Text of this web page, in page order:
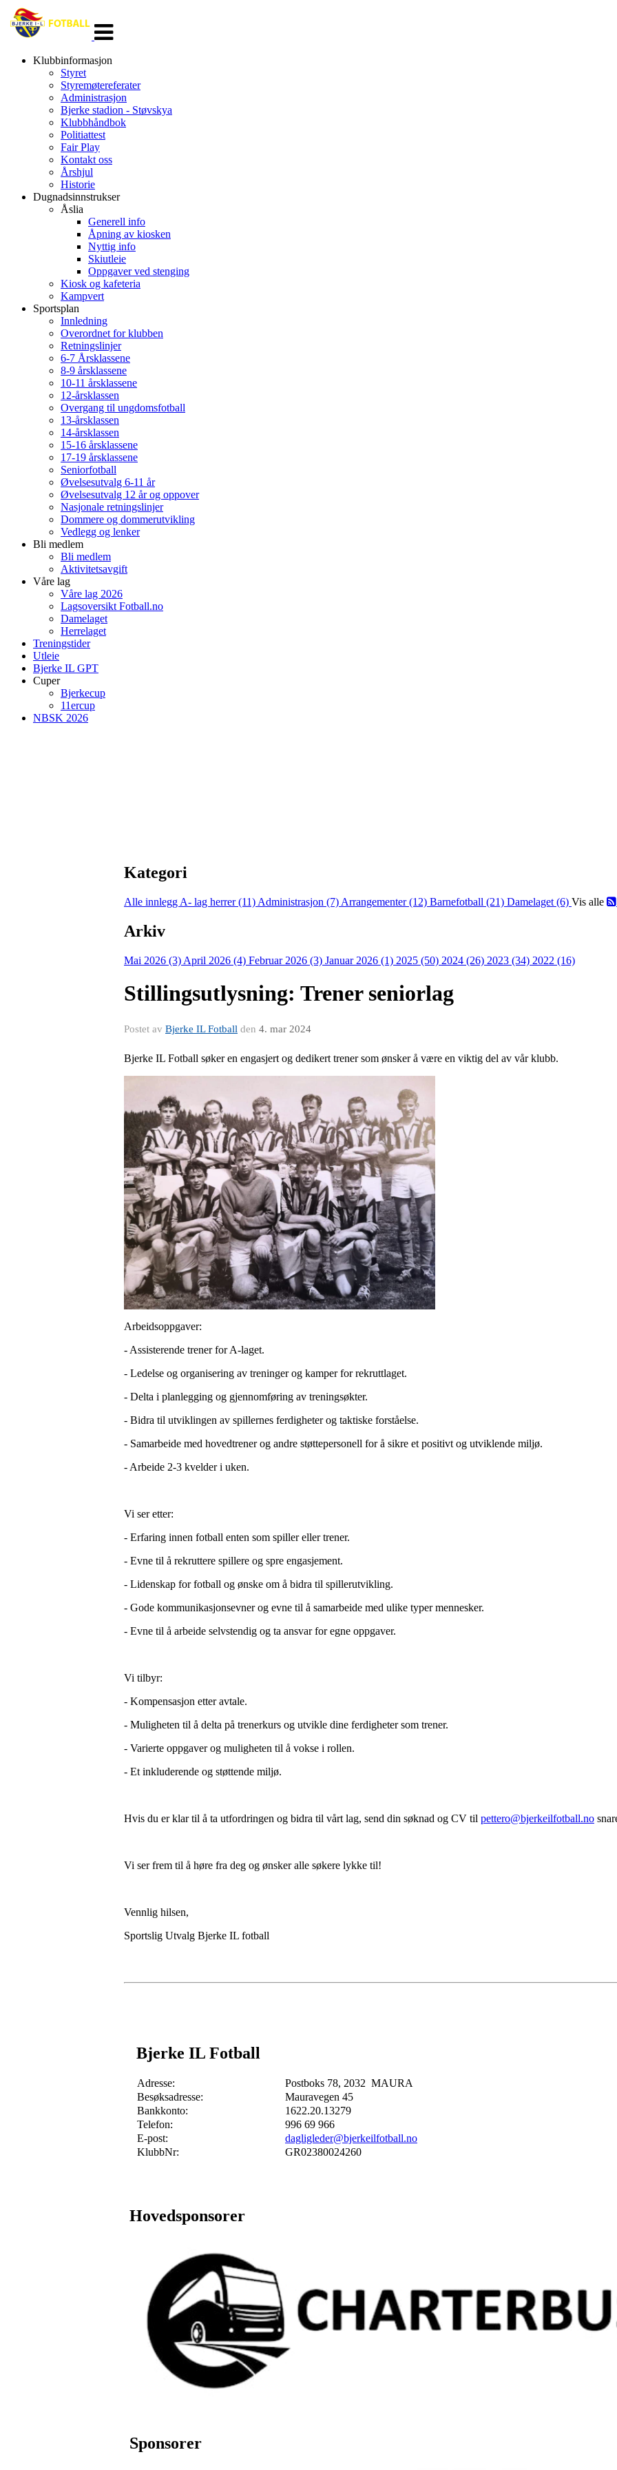
navigasjon
Klubbinformasjon
Styret
Styremøtereferater
Administrasjon
Bjerke stadion - Støvskya
Klubbhåndbok
Politiattest
Fair Play
Kontakt oss
Årshjul
Historie
Dugnadsinnstrukser
Åslia
Generell info
Åpning av kiosken
Nyttig info
Skiutleie
Oppgaver ved stenging
Kiosk og kafeteria
Kampvert
Sportsplan
Innledning
Overordnet for klubben
Retningslinjer
6-7 Årsklassene
8-9 årsklassene
10-11 årsklassene
12-årsklassen
Overgang til ungdomsfotball
13-årsklassen
14-årsklassen
15-16 årsklassene
17-19 årsklassene
Seniorfotball
Øvelsesutvalg 6-11 år
Øvelsesutvalg 12 år og oppover
Nasjonale retningslinjer
Dommere og dommerutvikling
Vedlegg og lenker
Bli medlem
Bli medlem
Aktivitetsavgift
Våre lag
Våre lag 2026
Lagsoversikt Fotball.no
Damelaget
Herrelaget
Treningstider
Utleie
Bjerke IL GPT
Cuper
Bjerkecup
11ercup
NBSK 2026
Kategori
Alle innlegg A- lag herrer (11) Administrasjon (7) Arrangementer (12) Barnefotball (21) Damelaget (6) Vis alle
Arkiv
Mai 2026 (3) April 2026 (4) Februar 2026 (3) Januar 2026 (1) 2025 (50) 2024 (26) 2023 (34) 2022 (16)
Stillingsutlysning: Trener seniorlag
Postet av Bjerke IL Fotball den 4. mar 2024
Bjerke IL Fotball søker en engasjert og dedikert trener som ønsker å være en viktig del av vår klubb.
Arbeidsoppgaver:
- Assisterende trener for A-laget.
- Ledelse og organisering av treninger og kamper for rekruttlaget.
- Delta i planlegging og gjennomføring av treningsøkter.
- Bidra til utviklingen av spillernes ferdigheter og taktiske forståelse.
- Samarbeide med hovedtrener og andre støttepersonell for å sikre et positivt og utviklende miljø.
- Arbeide 2-3 kvelder i uken.
Vi ser etter:
- Erfaring innen fotball enten som spiller eller trener.
- Evne til å rekruttere spillere og spre engasjement.
- Lidenskap for fotball og ønske om å bidra til spillerutvikling.
- Gode kommunikasjonsevner og evne til å samarbeide med ulike typer mennesker.
- Evne til å arbeide selvstendig og ta ansvar for egne oppgaver.
Vi tilbyr:
- Kompensasjon etter avtale.
- Muligheten til å delta på trenerkurs og utvikle dine ferdigheter som trener.
- Varierte oppgaver og muligheten til å vokse i rollen.
- Et inkluderende og støttende miljø.
Hvis du er klar til å ta utfordringen og bidra til vårt lag, send din søknad og CV til pettero@bjerkeilfotball.no
Vi ser frem til å høre fra deg og ønsker alle søkere lykke til!
Vennlig hilsen,
Sportslig Utvalg Bjerke IL fotball
Bjerke IL Fotball
Adresse:
Postboks 78, 2032 MAURA
Besøksadresse:
Mauravegen 45
Bankkonto:
1622.20.13279
Telefon:
996 69 966
E-post:
dagligleder@bjerkeilfotball.no
KlubbNr:
GR02380024260
Hovedsponsorer
Sponsorer